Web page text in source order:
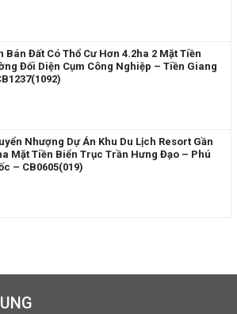
Bán Đất Có Thổ Cư Hơn 4.2ha 2 Mặt Tiền
Đối Diện Cụm Công Nghiệp – Tiền Giang
Nhượng Dự Án Khu Du Lịch Resort Gần
Mặt Tiền Biển Trục Trần Hưng Đạo – Phú
– CB0605(019)